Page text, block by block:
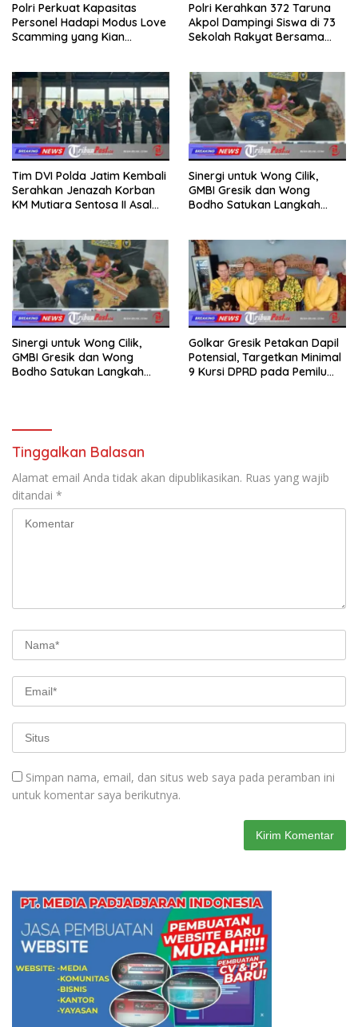
Polri Perkuat Kapasitas
Personel Hadapi Modus Love
Scamming yang Kian
Polri Kerahkan 372 Taruna
Akpol Dampingi Siswa di 73
Sekolah Rakyat Bersama
Tim DVI Polda Jatim Kembali
Serahkan Jenazah Korban
KM Mutiara Sentosa II Asal
Sinergi untuk Wong Cilik,
GMBI Gresik dan Wong
Bodho Satukan Langkah
Sinergi untuk Wong Cilik,
GMBI Gresik dan Wong
Bodho Satukan Langkah
Golkar Gresik Petakan Dapil
Potensial, Targetkan Minimal
9 Kursi DPRD pada Pemilu
Tinggalkan Balasan
Alamat email Anda tidak akan dipublikasikan. Ruas yang wajib
ditandai *
Simpan nama, email, dan situs web saya pada peramban ini
untuk komentar saya berikutnya.